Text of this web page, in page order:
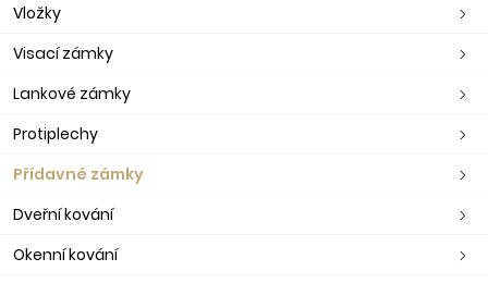
Vložky
Visací zámky
Lankové zámky
Protiplechy
Přídavné zámky
Dveřní kování
Okenní kování